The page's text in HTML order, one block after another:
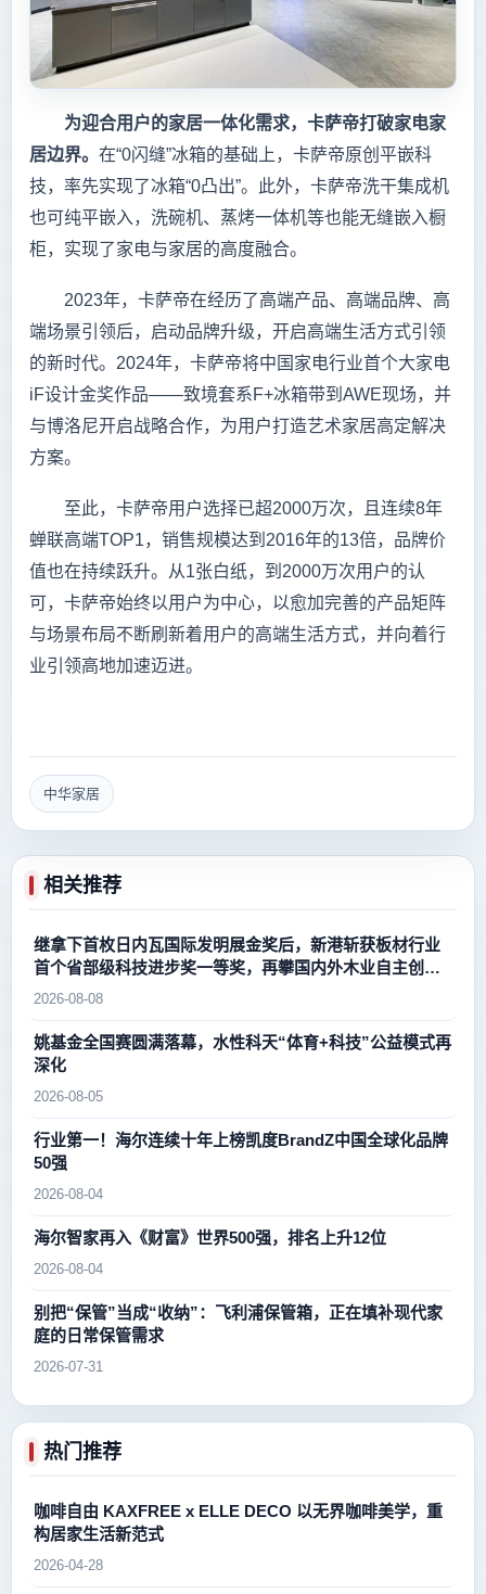
为迎合用户的家居一体化需求，卡萨帝打破家电家
居边界。 在“0闪缝”冰箱的基础上，卡萨帝原创平嵌科
技，率先实现了冰箱“0凸出”。此外，卡萨帝洗干集成机
也可纯平嵌入，洗碗机、蒸烤一体机等也能无缝嵌入橱
柜，实现了家电与家居的高度融合。
2023年，卡萨帝在经历了高端产品、高端品牌、高
端场景引领后，启动品牌升级，开启高端生活方式引领
的新时代。2024年，卡萨帝将中国家电行业首个大家电
iF设计金奖作品——致境套系F+冰箱带到AWE现场，并
与博洛尼开启战略合作，为用户打造艺术家居高定解决
方案。
至此，卡萨帝用户选择已超2000万次，且连续8年
蝉联高端TOP1，销售规模达到2016年的13倍，品牌价
值也在持续跃升。从1张白纸，到2000万次用户的认
可，卡萨帝始终以用户为中心，以愈加完善的产品矩阵
与场景布局不断刷新着用户的高端生活方式，并向着行
业引领高地加速迈进。
中华家居
相关推荐
继拿下首枚日内瓦国际发明展金奖后，新港斩获板材行业
首个省部级科技进步奖一等奖，再攀国内外木业自主创新
新高峰
2026-08-08
姚基金全国赛圆满落幕，水性科天“体育+科技”公益模式再
深化
2026-08-05
行业第一！海尔连续十年上榜凯度BrandZ中国全球化品牌
50强
2026-08-04
海尔智家再入《财富》世界500强，排名上升12位
2026-08-04
别把“保管”当成“收纳”：飞利浦保管箱，正在填补现代家
庭的日常保管需求
2026-07-31
热门推荐
咖啡自由 KAXFREE x ELLE DECO 以无界咖啡美学，重
构居家生活新范式
2026-04-28